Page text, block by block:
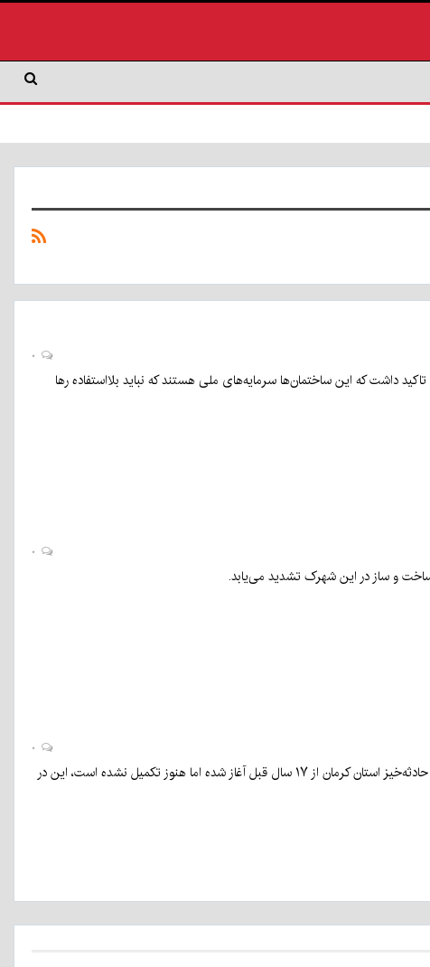
داشت که این ساختمان‌ها سرمایه‌های ملی هستند که نباید بلااستفاده رها
و ساز در این شهرک تشدید می‌یابد.
کرمان‌نو- ساخت پل تقاطع غیرهمسطح دِهبَکری از توبع شهرستان بم با هدف حذف یکی از نقاط حادثه‌خیز استان کرمان از ۱۷ سال قبل آغاز شده اما هنوز تکمیل نشده است، این در